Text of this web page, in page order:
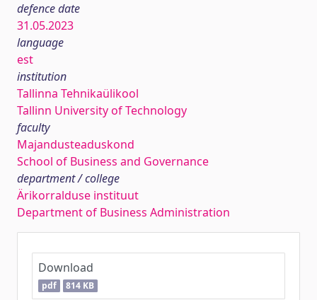
defence date
31.05.2023
language
est
institution
Tallinna Tehnikaülikool
Tallinn University of Technology
faculty
Majandusteaduskond
School of Business and Governance
department / college
Ärikorralduse instituut
Department of Business Administration
Download
pdf 814 KB